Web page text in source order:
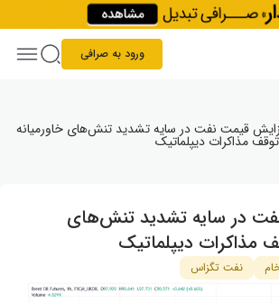
ورود به صرافی
قیمت نفت در سایه تشدید تنش‌های خاورمیانه
مذاکرات دیپلماتیک
در سایه تشدید تنش‌های
مذاکرات دیپلماتیک
نفت تگزاس